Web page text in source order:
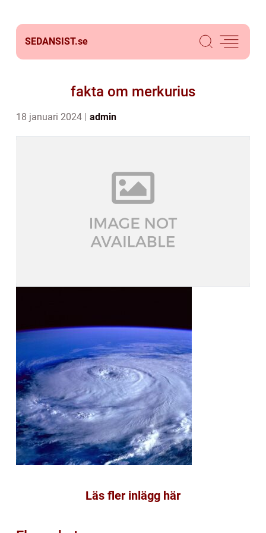
SEDANSIST.se
fakta om merkurius
18 januari 2024 admin
Läs fler inlägg här